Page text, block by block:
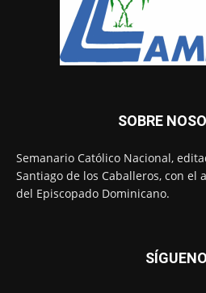
SOBRE
Semanario Católico Nacional,
Santiago de los Caballeros, con el
del Episcopado Dominicano.